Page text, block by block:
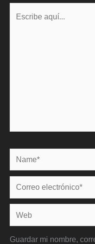
Name*
Correo
electrónico*
Web
Guardar mi nombre,